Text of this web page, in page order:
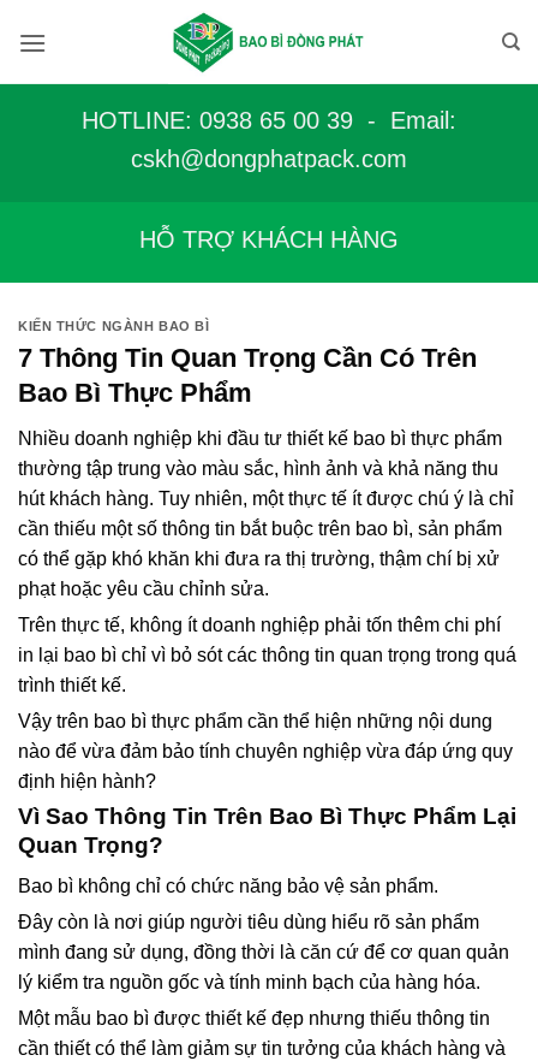
qua
HOTLINE: 0938 65 00 39 - Email:
cskh@dongphatpack.com
HỖ TRỢ KHÁCH HÀNG
KIẾN THỨC NGÀNH BAO BÌ
7 Thông Tin Quan Trọng Cần Có Trên
Bao Bì Thực Phẩm
Nhiều doanh nghiệp khi đầu tư thiết kế bao bì thực phẩm
thường tập trung vào màu sắc, hình ảnh và khả năng thu
hút khách hàng. Tuy nhiên, một thực tế ít được chú ý là chỉ
cần thiếu một số thông tin bắt buộc trên bao bì, sản phẩm
có thể gặp khó khăn khi đưa ra thị trường, thậm chí bị xử
phạt hoặc yêu cầu chỉnh sửa.
Trên thực tế, không ít doanh nghiệp phải tốn thêm chi phí
in lại bao bì chỉ vì bỏ sót các thông tin quan trọng trong quá
trình thiết kế.
Vậy trên bao bì thực phẩm cần thể hiện những nội dung
nào để vừa đảm bảo tính chuyên nghiệp vừa đáp ứng quy
định hiện hành?
Vì Sao Thông Tin Trên Bao Bì Thực Phẩm Lại
Quan Trọng?
Bao bì không chỉ có chức năng bảo vệ sản phẩm.
Đây còn là nơi giúp người tiêu dùng hiểu rõ sản phẩm
mình đang sử dụng, đồng thời là căn cứ để cơ quan quản
lý kiểm tra nguồn gốc và tính minh bạch của hàng hóa.
Một mẫu bao bì được thiết kế đẹp nhưng thiếu thông tin
cần thiết có thể làm giảm sự tin tưởng của khách hàng và